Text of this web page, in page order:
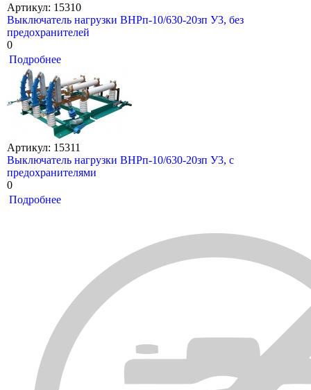
Артикул: 15310
Выключатель нагрузки ВНРп-10/630-20зп У3, без
предохранителей
0
Подробнее
Артикул: 15311
Выключатель нагрузки ВНРп-10/630-20зп У3, с
предохранителями
0
Подробнее